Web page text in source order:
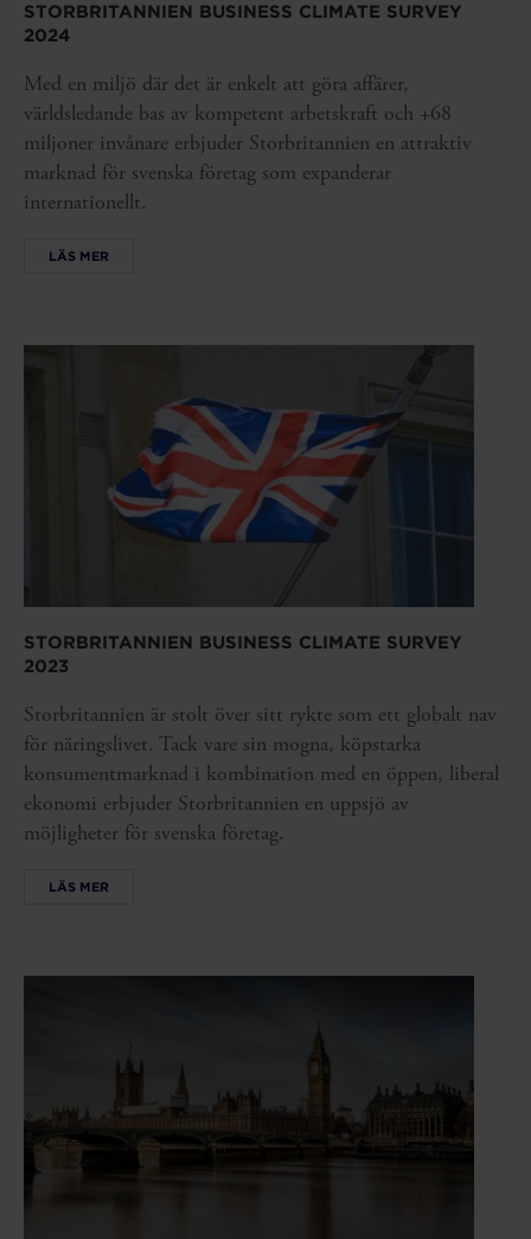
STORBRITANNIEN BUSINESS CLIMATE SURVEY
2024
Med en miljö där det är enkelt att göra affärer,
världsledande bas av kompetent arbetskraft och +68
miljoner invånare erbjuder Storbritannien en attraktiv
marknad för svenska företag som expanderar
internationellt.
LÄS MER
STORBRITANNIEN BUSINESS CLIMATE SURVEY
2023
Storbritannien är stolt över sitt rykte som ett globalt nav
för näringslivet. Tack vare sin mogna, köpstarka
konsumentmarknad i kombination med en öppen, liberal
ekonomi erbjuder Storbritannien en uppsjö av
möjligheter för svenska företag.
LÄS MER